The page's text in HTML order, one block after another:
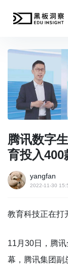
腾讯数字
育投入400
yangfan
2022-11-30
教育科技正在打
11月30日，腾
幕，腾讯集团副